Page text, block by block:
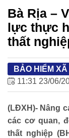
Bà Rịa –
lực thực
thất
BẢO HIỂM
11:31 23/06/
(LĐXH)- Nâng
các cơ quan,
thất nghiệp